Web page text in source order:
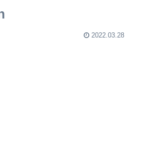
2022.03.28